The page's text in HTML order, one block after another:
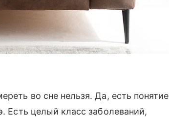
во сне нельзя. Да, есть понятие
Есть целый класс заболеваний,